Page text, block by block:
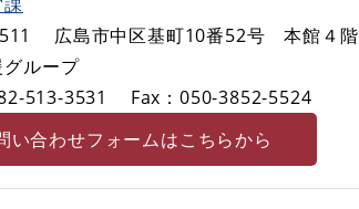
広島市中区基町10番52号 本館４階
ループ
513-3531
Fax：050-3852-5524
い合わせフォームはこちらから